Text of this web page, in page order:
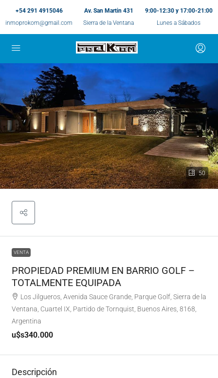
+54 291 4915046
inmoprokom@gmail.com
Av. San Martin 431
Sierra de la Ventana
9:00-12:30 y 17:00-21:00
Lunes a Sábados
50
VENTA
PROPIEDAD PREMIUM EN BARRIO GOLF –
TOTALMENTE EQUIPADA
Los Jilgueros, Avenida Sauce Grande, Parque Golf, Sierra de la
Ventana, Cuartel IX, Partido de Tornquist, Buenos Aires, 8168,
Argentina
u$s340.000
Descripción